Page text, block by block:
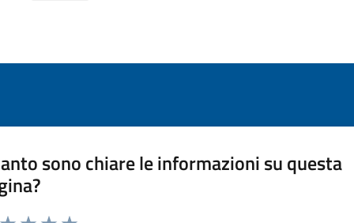
sono chiare le informazioni su questa
da 1 a 5 stelle la pagina